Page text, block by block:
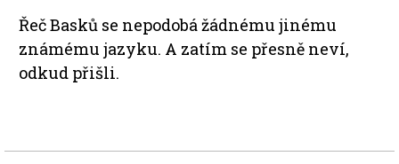
Řeč Basků se nepodobá žádnému jinému
známému jazyku. A zatím se přesně neví,
odkud přišli.